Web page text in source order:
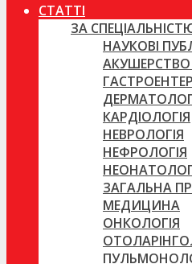
СТАТТІ
ЗА
НАУКОВІ
АКУШЕРСТВО
КАРДІОЛОГІЯ
НЕВРОЛОГІЯ
НЕФРОЛОГІЯ
ЗАГАЛЬНА
МЕДИЦИНА
ОНКОЛОГІЯ